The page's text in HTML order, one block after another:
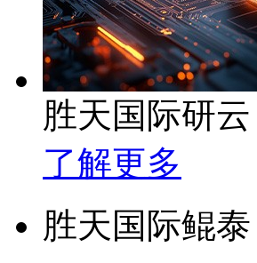
胜天国际研
了解更多
胜天国际鲲泰